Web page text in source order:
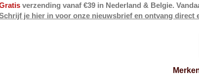
verzending vanaf €39 in Nederland & Belgie.
je hier in voor onze nieuwsbrief en ontvang direct